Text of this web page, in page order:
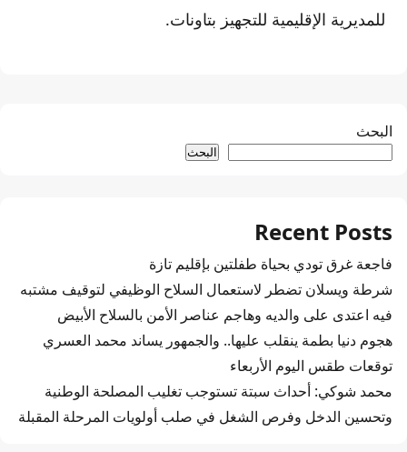
للمديرية الإقليمية للتجهيز بتاونات.
البحث
البحث
Recent Posts
فاجعة غرق تودي بحياة طفلتين بإقليم تازة
شرطة ويسلان تضطر لاستعمال السلاح الوظيفي لتوقيف مشتبه
فيه اعتدى على والديه وهاجم عناصر الأمن بالسلاح الأبيض
هجوم دنيا بطمة ينقلب عليها.. والجمهور يساند محمد العسري
توقعات طقس اليوم الأربعاء
محمد شوكي: أحداث سبتة تستوجب تغليب المصلحة الوطنية
وتحسين الدخل وفرص الشغل في صلب أولويات المرحلة المقبلة